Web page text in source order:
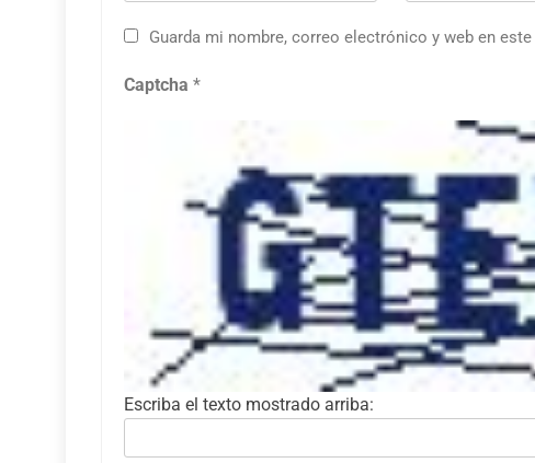
Guarda mi nombre, correo electrónico y web en
Captcha *
Escriba el texto mostrado arriba: